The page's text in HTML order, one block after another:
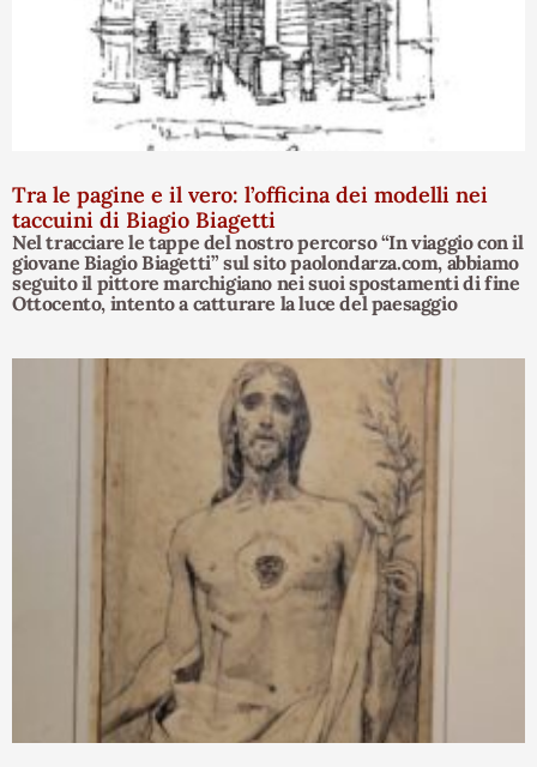
Tra le pagine e il vero: l’officina dei modelli nei
taccuini di Biagio Biagetti
Nel tracciare le tappe del nostro percorso “In viaggio con il
giovane Biagio Biagetti” sul sito paolondarza.com, abbiamo
seguito il pittore marchigiano nei suoi spostamenti di fine
Ottocento, intento a catturare la luce del paesaggio